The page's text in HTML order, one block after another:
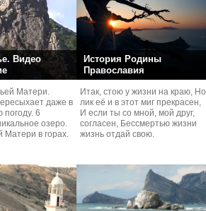
Видео
Матери.
даже в
6
озеро.
Матери в горах.
История Родины
Православия
Итак, стою у жизни на краю, Но
лик её и в этот миг прекрасен,
И если ты со мной, мой друг,
согласен, Бессмертью жизни
жизнь отдай свою.